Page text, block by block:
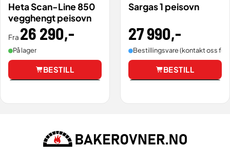
Heta Scan-Line 850
vegghengt peisovn
Fra 26 290,-
På lager
BESTILL
Sargas 1 peisovn
27 990,-
Bestillingsvare (kontakt oss for
BESTILL